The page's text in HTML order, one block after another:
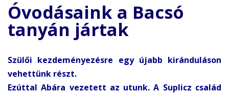
Óvodásaink a Bacsó
tanyán jártak
Szülői kezdeményezésre egy újabb kiránduláson
vehettünk részt.
Ezúttal Abára vezetett az utunk. A Suplicz család